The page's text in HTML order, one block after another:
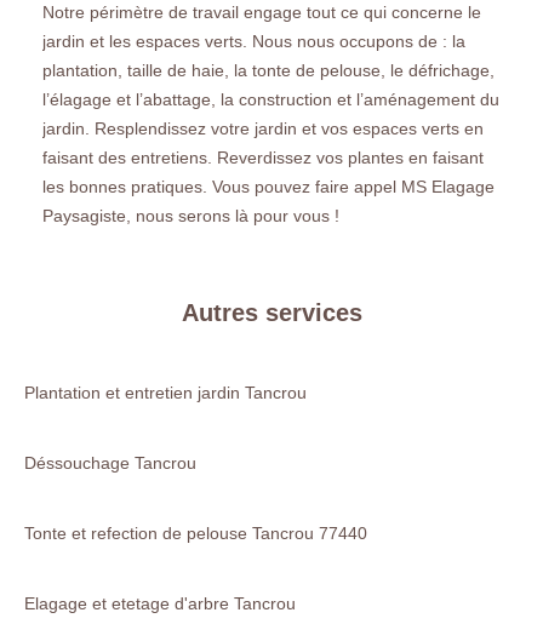
Notre périmètre de travail engage tout ce qui concerne le
jardin et les espaces verts. Nous nous occupons de : la
plantation, taille de haie, la tonte de pelouse, le défrichage,
l’élagage et l’abattage, la construction et l’aménagement du
jardin. Resplendissez votre jardin et vos espaces verts en
faisant des entretiens. Reverdissez vos plantes en faisant
les bonnes pratiques. Vous pouvez faire appel MS Elagage
Paysagiste, nous serons là pour vous !
Autres services
Plantation et entretien jardin Tancrou
Déssouchage Tancrou
Tonte et refection de pelouse Tancrou 77440
Elagage et etetage d'arbre Tancrou